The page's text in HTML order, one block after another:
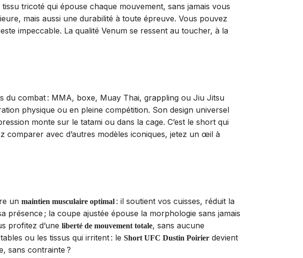
tissu tricoté qui épouse chaque mouvement, sans jamais vous
mais aussi une durabilité à toute épreuve. Vous pouvez
impeccable. La qualité Venum se ressent au toucher, à la
du combat : MMA, boxe, Muay Thai, grappling ou Jiu Jitsu
physique ou en pleine compétition. Son design universel
monte sur le tatami ou dans la cage. C’est le short qui
comparer avec d’autres modèles iconiques, jetez un œil à
un maintien musculaire optimal: il soutient vos cuisses, réduit la
présence ; la coupe ajustée épouse la morphologie sans jamais
profitez d’une liberté de mouvement totale, sans aucune
ou les tissus qui irritent : le Short UFC Dustin Poirierdevient
sans contrainte ?